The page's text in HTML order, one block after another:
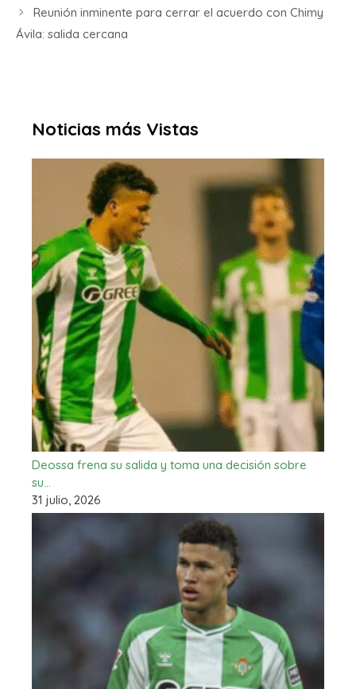
Reunión inminente para cerrar el acuerdo con Chimy
Ávila: salida cercana
Noticias más Vistas
Deossa frena su salida y toma una decisión sobre
su…
31 julio, 2026